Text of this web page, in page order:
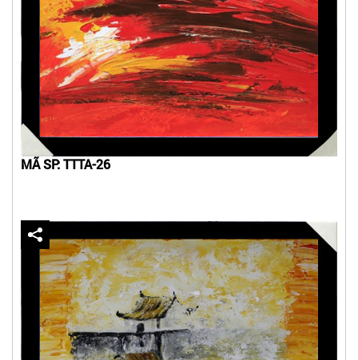
MÃ SP: TTTA-26